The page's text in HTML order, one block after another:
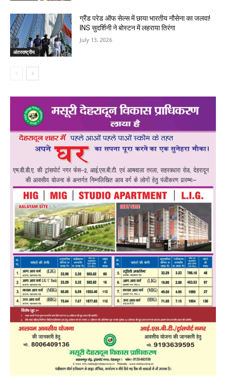
अंतरराष्ट्रीय
ग्रैंड परेड ऑफ सेल्स में छाया भारतीय नौसेना का जलवा!
INS सुदर्शिनी ने बोस्टन में लहराया तिरंगा
July 13, 2026